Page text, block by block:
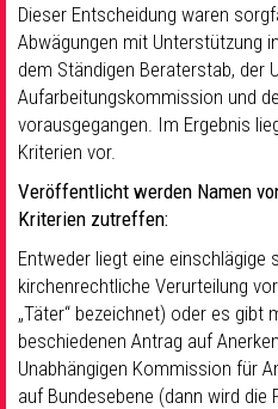
Dieser Entscheidung waren
Abwägungen mit Unterstützung
dem Ständigen Beraterstab, der
Aufarbeitungskommission und
vorausgegangen. Im Ergebnis
Kriterien vor.
Veröffentlicht werden Namen
Kriterien zutreffen:
Entweder liegt eine einschlägige
kirchenrechtliche Verurteilung
„Täter“ bezeichnet) oder es gibt
beschiedenen Antrag auf
Unabhängigen Kommission für
auf Bundesebene (dann wird die